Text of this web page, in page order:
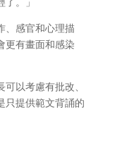
、感官和心理描
更有畫面和感染
以考慮有批改、
只提供範文背誦的